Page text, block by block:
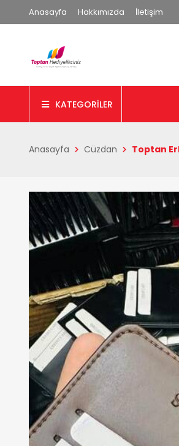
Anasayfa Hakkımızda İletişim
KATEGORİLER
Anasayfa Cüzdan Toptan